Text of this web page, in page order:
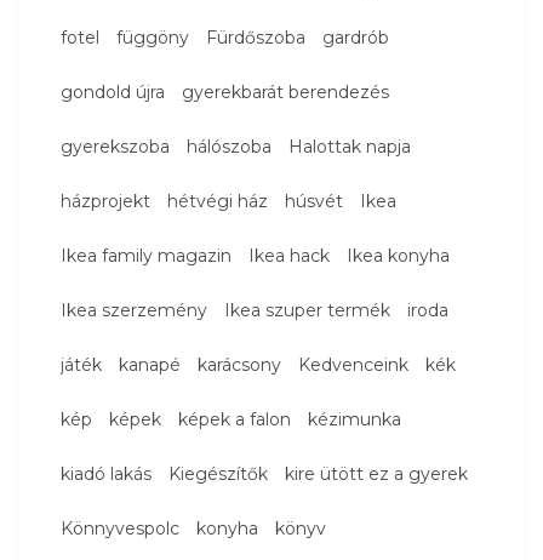
fotel függöny Fürdőszoba gardrób
gondold újra gyerekbarát berendezés
gyerekszoba hálószoba Halottak napja
házprojekt hétvégi ház húsvét Ikea
Ikea family magazin Ikea hack Ikea konyha
Ikea szerzemény Ikea szuper termék iroda
játék kanapé karácsony Kedvenceink kék
kép képek képek a falon kézimunka
kiadó lakás Kiegészítők kire ütött ez a gyerek
Könnyvespolc konyha könyv